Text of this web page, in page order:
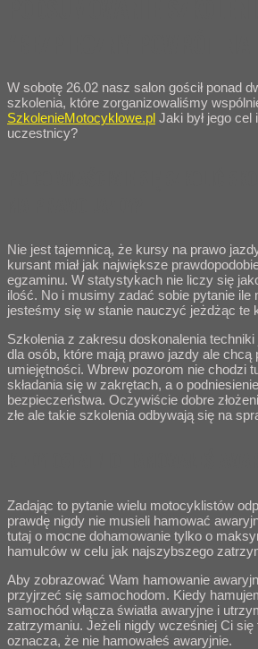
W sobotę 26.02 nasz salon gościł ponad
szkolenia, które zorganizowaliśmy
SzkolenieMotocyklowe.pl Jaki był jego
uczestnicy?
Nie jest tajemnicą, że kursy na prawo
kursant miał jak największe
egzaminu. W statystykach nie liczy się
ilość. No i musimy zadać sobie pytanie ile
jesteśmy się w stanie nauczyć jeżdżąc te
Szkolenia z zakresu doskonalenia
dla osób, które mają prawo jazdy ale chcą
umiejętności. Wbrew pozorom nie chodzi
składania się w zakrętach, a o
bezpieczeństwa. Oczywiście dobre
złe ale takie szkolenia odbywają się na
Zadając to pytanie wielu motocyklistów
prawdę nigdy nie musieli hamować
tutaj o mocne dohamowanie tylko o
hamulców w celu jak najszybszego
Aby zobrazować Wam hamowanie
przyjrzeć się samochodom. Kiedy
samochód włącza światła awaryjne i
zatrzymaniu. Jeżeli nigdy wcześniej Ci się
oznacza, że nie hamowałeś awaryjnie.